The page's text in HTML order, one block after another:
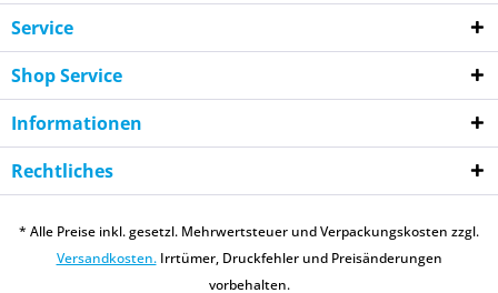
Service
Shop Service
Informationen
Rechtliches
* Alle Preise inkl. gesetzl. Mehrwertsteuer und Verpackungskosten zzgl.
Versandkosten.Irrtümer, Druckfehler und Preisänderungen
vorbehalten.